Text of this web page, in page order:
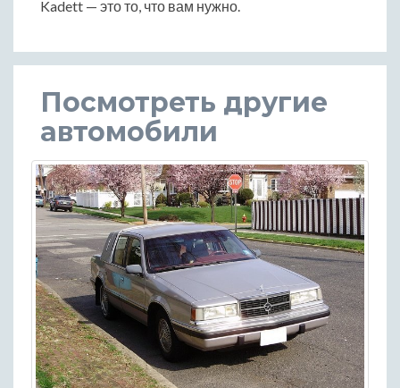
Kadett — это то, что вам нужно.
Посмотреть другие
автомобили